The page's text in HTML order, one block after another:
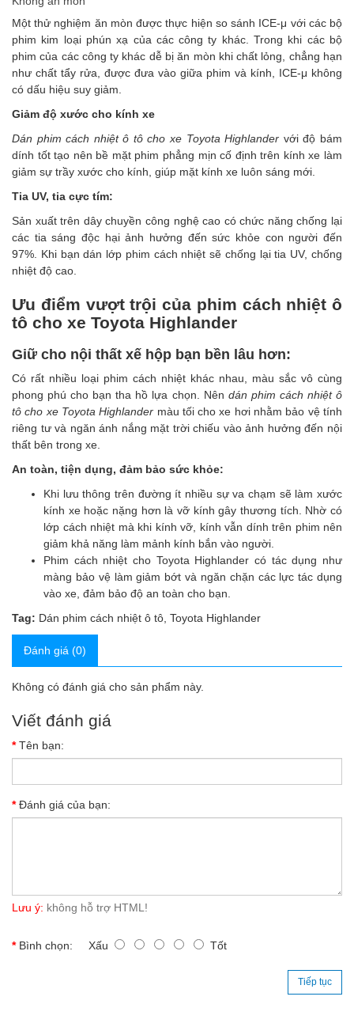
Một thử nghiệm ăn mòn được thực hiện so sánh ICE-μ với các bộ
phim kim loại phún xạ của các công ty khác. Trong khi các bộ
phim của các công ty khác dễ bị ăn mòn khi chất lỏng, chẳng hạn
như chất tẩy rửa, được đưa vào giữa phim và kính, ICE-μ không
có dấu hiệu suy giảm.
Giảm độ xước cho kính xe
Dán phim cách nhiệt ô tô cho xe Toyota Highlander với độ bám
dính tốt tạo nên bề mặt phim phẳng mịn cố định trên kính xe làm
giảm sự trầy xước cho kính, giúp mặt kính xe luôn sáng mới.
Tia UV, tia cực tím:
Sản xuất trên dây chuyền công nghệ cao có chức năng chống lại
các tia sáng độc hại ảnh hưởng đến sức khỏe con người đến
97%. Khi bạn dán lớp phim cách nhiệt sẽ chống lại tia UV, chống
nhiệt độ cao.
Ưu điểm vượt trội của phim cách nhiệt ô
tô cho xe Toyota Highlander
Giữ cho nội thất xế hộp bạn bền lâu hơn:
Có rất nhiều loại phim cách nhiệt khác nhau, màu sắc vô cùng
phong phú cho bạn tha hồ lựa chọn. Nên dán phim cách nhiệt ô
tô cho xe Toyota Highlander màu tối cho xe hơi nhằm bảo vệ tính
riêng tư và ngăn ánh nắng mặt trời chiếu vào ảnh hưởng đến nội
thất bên trong xe.
An toàn, tiện dụng, đảm bảo sức khỏe:
Khi lưu thông trên đường ít nhiều sự va chạm sẽ làm xước
kính xe hoặc nặng hơn là vỡ kính gây thương tích. Nhờ có
lớp cách nhiệt mà khi kính vỡ, kính vẫn dính trên phim nên
giảm khả năng làm mảnh kính bắn vào người.
Phim cách nhiệt cho Toyota Highlander có tác dụng như
màng bảo vệ làm giảm bớt và ngăn chặn các lực tác dụng
vào xe, đảm bảo độ an toàn cho bạn.
Tag: Dán phim cách nhiệt ô tô Toyota Highlander
Đánh giá (0)
Không có đánh giá cho sản phẩm này.
Viết đánh giá
Tên bạn:
Đánh giá của bạn:
Lưu ý: không hỗ trợ HTML!
Bình chọn: Xấu Tốt
Tiếp tục